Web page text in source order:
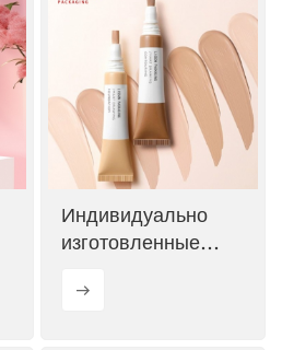
日本語
한국의
Индивидуально
изготовленные
для губ с мягкой